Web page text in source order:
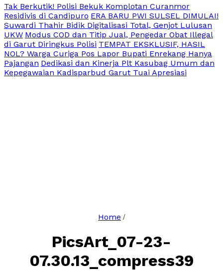
Tak Berkutik! Polisi Bekuk Komplotan Curanmor
Residivis di Candipuro ERA BARU PWI SULSEL DIMULAI!
Suwardi Thahir Bidik Digitalisasi Total, Genjot Lulusan
UKW Modus COD dan Titip Jual, Pengedar Obat Illegal
di Garut Diringkus Polisi TEMPAT EKSKLUSIF, HASIL
NOL? Warga Curiga Pos Lapor Bupati Enrekang Hanya
Pajangan Dedikasi dan Kinerja Plt Kasubag Umum dan
Kepegawaian Kadisparbud Garut Tuai Apresiasi
Home /
PicsArt_07-23-
07.30.13_compress39